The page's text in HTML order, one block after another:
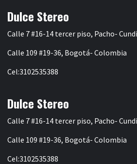
Dulce Stereo
Calle 7 #16-14 tercer piso, Pacho-
Calle 109 #19-36, Bogotá- Colombia
Cel:3102535388
Dulce Stereo
Calle 7 #16-14 tercer piso, Pacho-
Calle 109 #19-36, Bogotá- Colombia
Cel:3102535388